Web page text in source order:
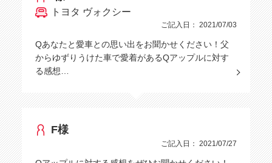
トヨタ ヴォクシー
ご記入日： 2021/07/03
Qあなたと愛車との思い出をお聞かせください！父
からゆずりうけた車で愛着があるQアップルに対す
る感想…
F様
ご記入日： 2021/07/27